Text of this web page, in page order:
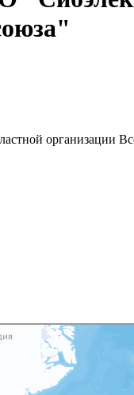
организации